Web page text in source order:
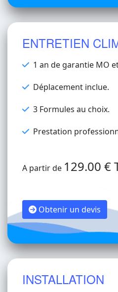
ENTRETIEN
1 an de garantie MO
Déplacement inclue.
3 Formules au choix.
Prestation
A partir de 129.00 €
Obtenir un devis
INSTALLATION